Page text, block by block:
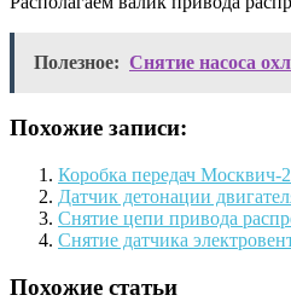
Полезное: Снятие насоса
Похожие записи:
Коробка передач Москвич-
Датчик детонации
Снятие цепи привода
Снятие датчика
Похожие статьи